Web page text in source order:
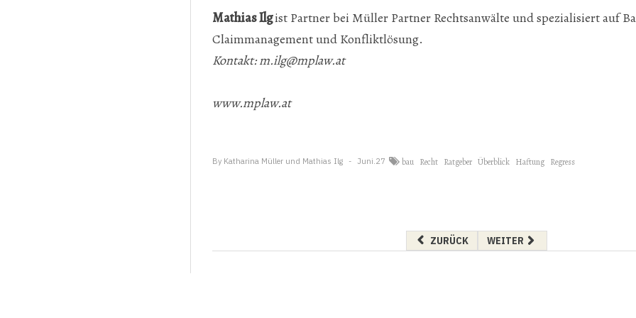
Mathias Ilgist Partner bei Müller Partner Rechtsanwälte und spezialisiert auf
Claimmanagement und Konfliktlösung.
Kontakt:m.ilg@mplaw.at
www.mplaw.at
By Katharina Müller und Mathias Ilg Juni.27 bau Recht Ratgeber Überblick Haftung Regress
VORHERIGER BEITRAG: BEST PLAYERS VS. BEST
ZURÜCK NÄCHSTER BEITRAG:
WEITER